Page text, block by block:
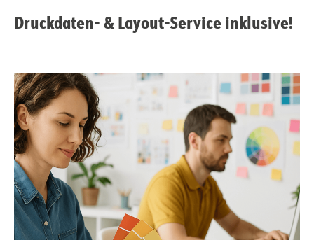
Druckdaten- & Layout-Service inklusive!